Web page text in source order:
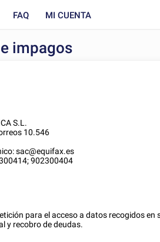
FAQ MI CUENTA
impagos
S.L.
10.546
sac@equifax.es
902300404
para el acceso a datos recogidos en
y recobro de deudas.